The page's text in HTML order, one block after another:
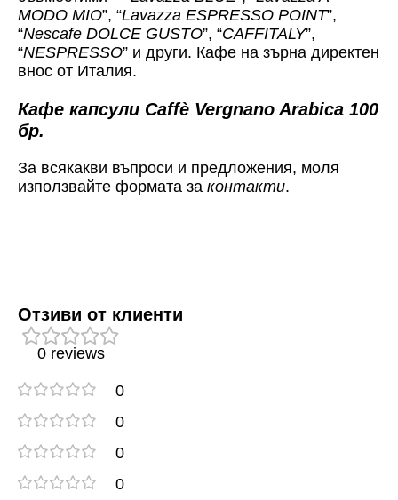
MODO MIO”, “Lavazza ESPRESSO POINT”,
“Nescafe DOLCE GUSTO”, “CAFFITALY”,
“NESPRESSO” и други. Кафе на зърна директен
внос от Италия.
Кафе капсули Caffè Vergnano Arabica 100
бр.
За всякакви въпроси и предложения, моля
използвайте формата за контакти.
Отзиви от клиенти
0 reviews
0
0
0
0